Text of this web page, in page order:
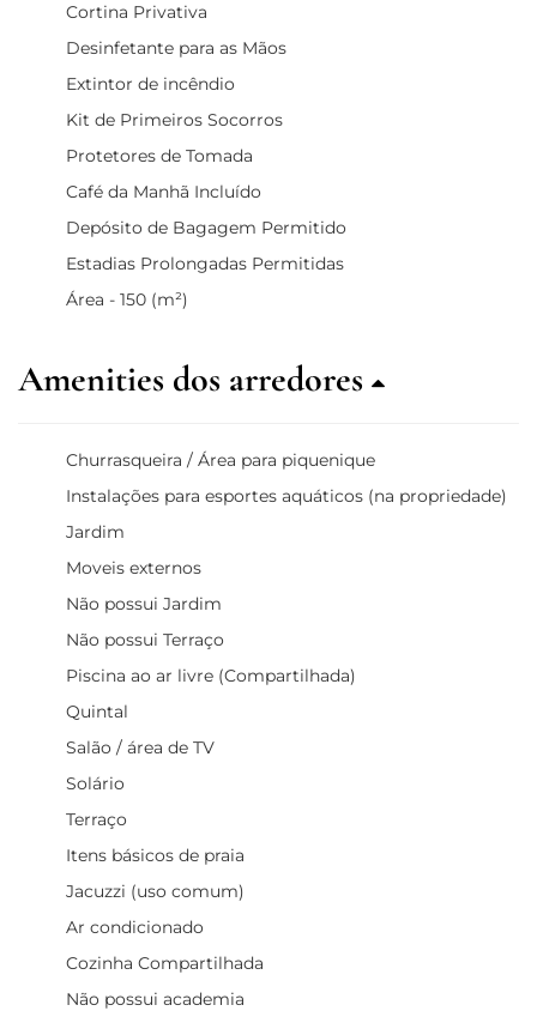
Cortina Privativa
Desinfetante para as Mãos
Extintor de incêndio
Kit de Primeiros Socorros
Protetores de Tomada
Café da Manhã Incluído
Depósito de Bagagem Permitido
Estadias Prolongadas Permitidas
Área - 150 (m²)
Amenities dos arredores
Churrasqueira / Área para piquenique
Instalações para esportes aquáticos (na propriedade)
Jardim
Moveis externos
Não possui Jardim
Não possui Terraço
Piscina ao ar livre (Compartilhada)
Quintal
Salão / área de TV
Solário
Terraço
Itens básicos de praia
Jacuzzi (uso comum)
Ar condicionado
Cozinha Compartilhada
Não possui academia